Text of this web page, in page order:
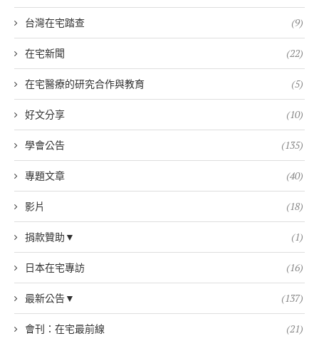
台灣在宅踏查 (9)
在宅新聞 (22)
在宅醫療的研究合作與教育 (5)
好文分享 (10)
學會公告 (135)
專題文章 (40)
影片 (18)
捐款贊助▼ (1)
日本在宅專訪 (16)
最新公告▼ (137)
會刊：在宅最前線 (21)